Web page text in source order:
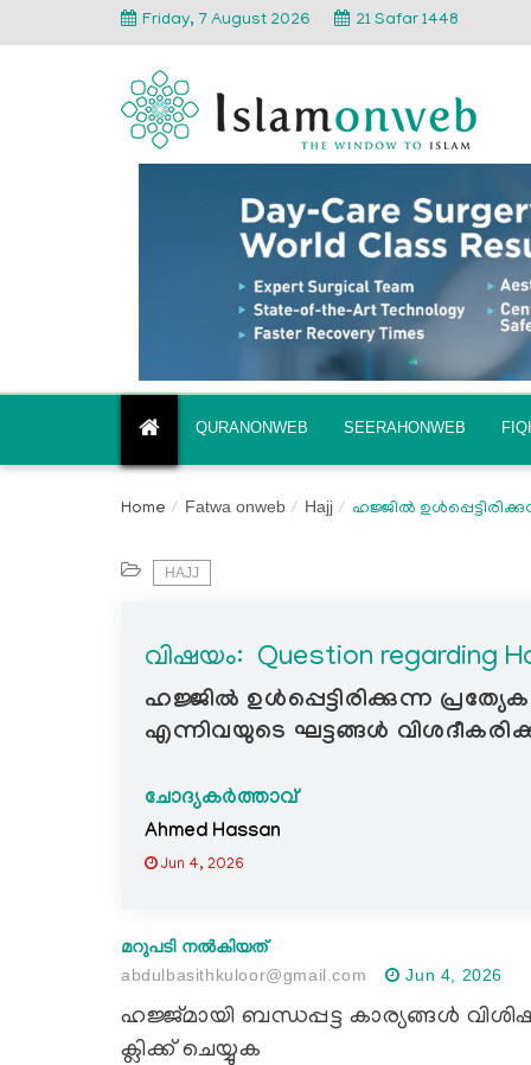
Friday, 7 August 2026 21 Safar 1448
QURANONWEB SEERAHONWEB
Home Fatwa onweb Hajj ഹജ്ജിൽ
HAJJ
വിഷയം: ‍ Question regarding
ഹജ്ജിൽ ഉൾപ്പെട്ടിരിക്കുന്ന
എന്നിവയുടെ ഘട്ടങ്ങൾ
ചോദ്യകർത്താവ്
Ahmed Hassan
Jun 4, 2026
മറുപടി നൽകിയത്
abdulbasithkuloor@gmail.com
Jun 4, 2026
ഹജ്ജ്മായി ബന്ധപ്പട്ട കാര്യങ്ങൾ
ക്ലിക്ക് ചെയ്യുക